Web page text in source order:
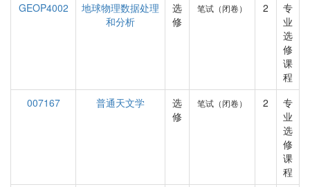
GEOP4002
地球物理数据处理
和分析
选
修
笔试（闭卷） 2
专
业
选
修
课
程
007167
普通天文学
选
修
笔试（闭卷） 2
专
业
选
修
课
程